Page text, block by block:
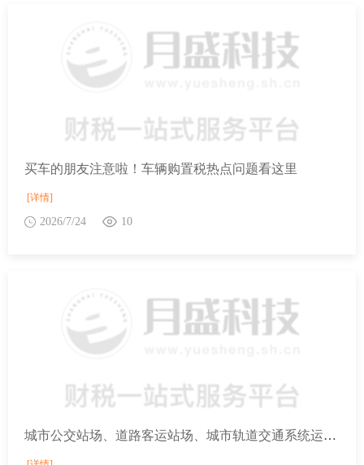
买车的朋友注意啦！车辆购置税热点问题看这里
[详情]
2026/7/24 10
城市公交站场、道路客运站场、城市轨道交通系统运营用地包括哪些范围？